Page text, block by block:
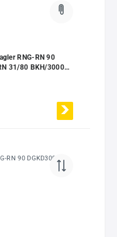
RNG-RN 90
31/80 BKH/3000